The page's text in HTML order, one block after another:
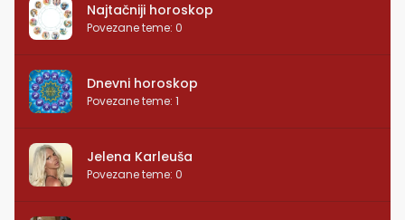
Najtačniji horoskop
Povezane teme: 0
Dnevni horoskop
Povezane teme: 1
Jelena Karleuša
Povezane teme: 0